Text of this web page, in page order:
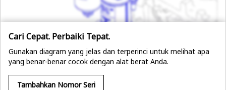
Cari Cepat. Perbaiki Tepat.
Gunakan diagram yang jelas dan terperinci untuk melihat apa
yang benar-benar cocok dengan alat berat Anda.
Tambahkan Nomor Seri